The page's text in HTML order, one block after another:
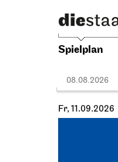
Spielplan
08.08.2026
Fr, 11.09.2026